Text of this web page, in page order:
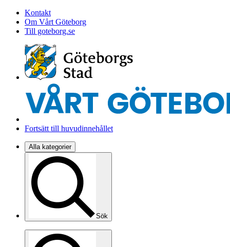
Kontakt
Om Vårt Göteborg
Till goteborg.se
Fortsätt till huvudinnehållet
Alla kategorier
Sök